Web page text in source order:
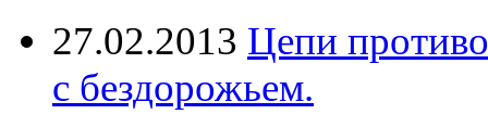
27.02.2013 Цепи
с бездорожьем.